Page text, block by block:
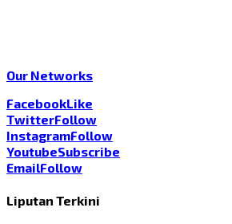
Our Networks
FacebookLike
TwitterFollow
InstagramFollow
YoutubeSubscribe
EmailFollow
Liputan Terkini